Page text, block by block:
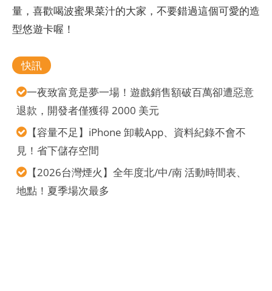
量，喜歡喝波蜜果菜汁的大家，不要錯過這個可愛的造
型悠遊卡喔！
快訊
一夜致富竟是夢一場！遊戲銷售額破百萬卻遭惡意
退款，開發者僅獲得 2000 美元
【容量不足】iPhone 卸載App、資料紀錄不會不
見！省下儲存空間
【2026台灣煙火】全年度北/中/南 活動時間表、
地點！夏季場次最多